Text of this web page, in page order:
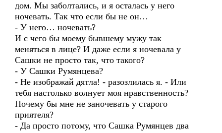
дом. Мы заболтались, и я осталась у него
ночевать. Так что если бы не он…
- У него… ночевать?
И с чего бы моему бывшему мужу так
меняться в лице? И даже если я ночевала у
Сашки не просто так, что такого?
- У Сашки Румянцева?
- Не изображай дятла! - разозлилась я. - Или
тебя настолько волнует моя нравственность?
Почему бы мне не заночевать у старого
приятеля?
- Да просто потому, что Сашка Румянцев два